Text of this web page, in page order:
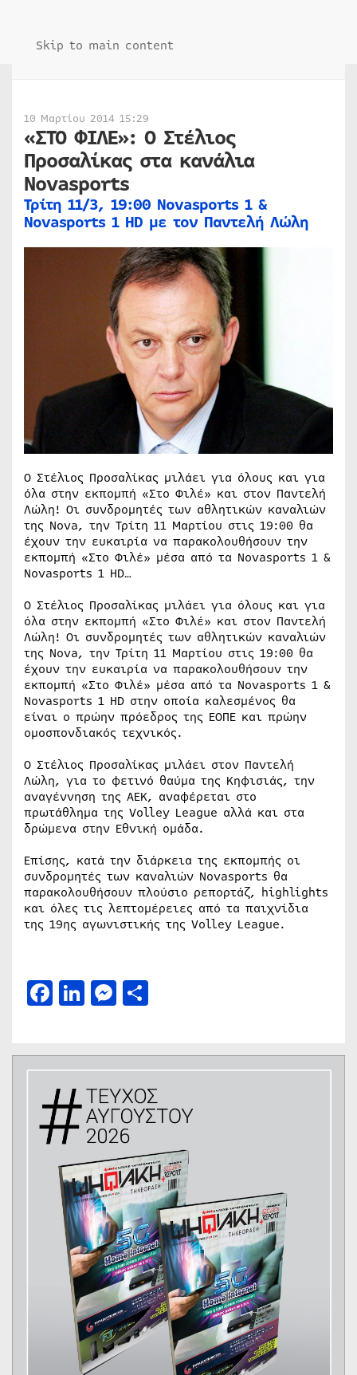
Skip to main content
10 Μαρτίου 2014 15:29
«ΣΤΟ ΦΙΛΕ»: Ο Στέλιος
Προσαλίκας στα κανάλια
Novasports
Τρίτη 11/3, 19:00 Novasports 1 &
Novasports 1 HD με τον Παντελή Λώλη
Ο Στέλιος Προσαλίκας μιλάει για όλους και για
όλα στην εκπομπή «Στο Φιλέ» και στον Παντελή
Λώλη! Οι συνδρομητές των αθλητικών καναλιών
της Nova, την Τρίτη 11 Μαρτίου στις 19:00 θα
έχουν την ευκαιρία να παρακολουθήσουν την
εκπομπή «Στο Φιλέ» μέσα από τα Novasports 1 &
Novasports 1 HD…
Ο Στέλιος Προσαλίκας μιλάει για όλους και για
όλα στην εκπομπή «Στο Φιλέ» και στον Παντελή
Λώλη! Οι συνδρομητές των αθλητικών καναλιών
της Nova, την Τρίτη 11 Μαρτίου στις 19:00 θα
έχουν την ευκαιρία να παρακολουθήσουν την
εκπομπή «Στο Φιλέ» μέσα από τα Novasports 1 &
Novasports 1 HD στην οποία καλεσμένος θα
είναι ο πρώην πρόεδρος της ΕΟΠΕ και πρώην
ομοσπονδιακός τεχνικός.
Ο Στέλιος Προσαλίκας μιλάει στον Παντελή
Λώλη, για το φετινό θαύμα της Κηφισιάς, την
αναγέννηση της ΑΕΚ, αναφέρεται στο
πρωτάθλημα της Volley League αλλά και στα
δρώμενα στην Εθνική ομάδα.
Επίσης, κατά την διάρκεια της εκπομπής οι
συνδρομητές των καναλιών Novasports θα
παρακολουθήσουν πλούσιο ρεπορτάζ, highlights
και όλες τις λεπτομέρειες από τα παιχνίδια
της 19ης αγωνιστικής της Volley League.
Facebook
LinkedIn
Messenger